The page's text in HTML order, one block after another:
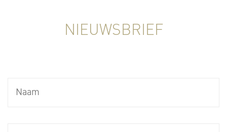
NIEUWSBRIEF